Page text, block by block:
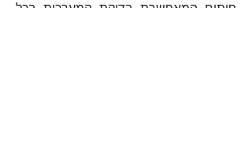
פיתוח המאפשרת בדיקת המערכות בכל